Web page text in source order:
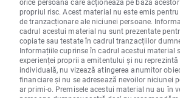
orice persoană care acționează pe baza
propriul risc. Acest material nu este emis
de tranzacționare ale niciunei persoane.
cadrul acestui material nu sunt prezentate
copiate sau testate în cadrul tranzacțiilor
Informațiile cuprinse în cadrul acestui material
experienței proprii a emitentului și nu
individuală, nu vizează atingerea anumitor
financiare și nu se adresează nevoilor niciunei
ar primi-o. Premisele acestui material nu au în